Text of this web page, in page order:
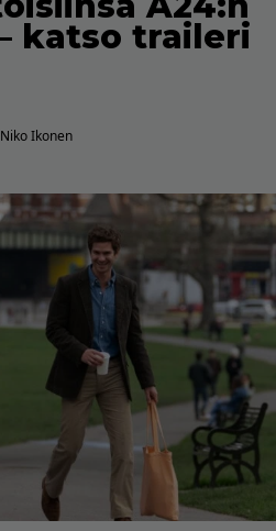
katso traileri
Niko Ikonen